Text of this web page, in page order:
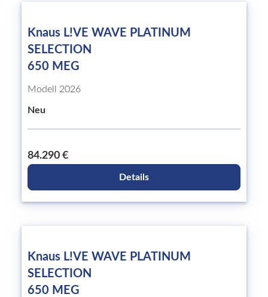
Knaus L!VE WAVE PLATINUM
SELECTION
650 MEG
Modell 2026
Neu
84.290 €
Details
Knaus L!VE WAVE PLATINUM
SELECTION
650 MEG